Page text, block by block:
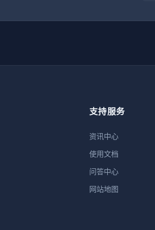
支持服务
资讯中心
使用文档
问答中心
网站地图